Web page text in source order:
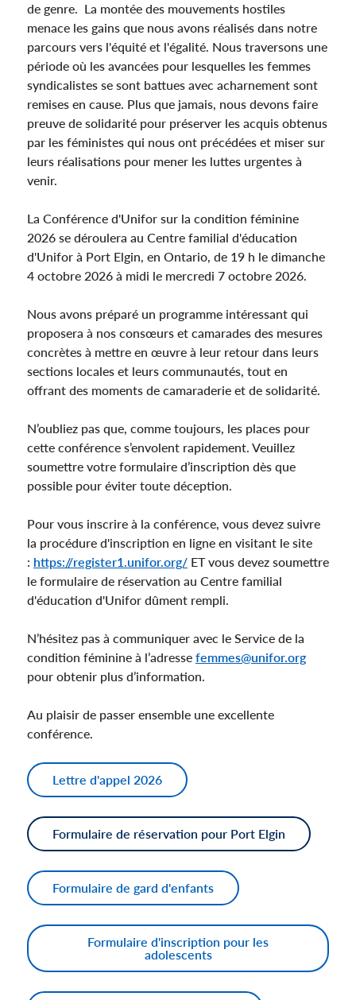
de genre. La montée des mouvements hostiles
menace les gains que nous avons réalisés dans notre
parcours vers l'équité et l'égalité. Nous traversons une
période où les avancées pour lesquelles les femmes
syndicalistes se sont battues avec acharnement sont
remises en cause. Plus que jamais, nous devons faire
preuve de solidarité pour préserver les acquis obtenus
par les féministes qui nous ont précédées et miser sur
leurs réalisations pour mener les luttes urgentes à
venir.
La Conférence d'Unifor sur la condition féminine
2026 se déroulera au Centre familial d'éducation
d'Unifor à Port Elgin, en Ontario, de 19 h le dimanche
4 octobre 2026 à midi le mercredi 7 octobre 2026.
Nous avons préparé un programme intéressant qui
proposera à nos consœurs et camarades des mesures
concrètes à mettre en œuvre à leur retour dans leurs
sections locales et leurs communautés, tout en
offrant des moments de camaraderie et de solidarité.
N’oubliez pas que, comme toujours, les places pour
cette conférence s’envolent rapidement. Veuillez
soumettre votre formulaire d’inscription dès que
possible pour éviter toute déception.
Pour vous inscrire à la conférence, vous devez suivre
la procédure d'inscription en ligne en visitant le site
: https://register1.unifor.org/ ET vous devez soumettre
le formulaire de réservation au Centre familial
d'éducation d'Unifor dûment rempli.
N’hésitez pas à communiquer avec le Service de la
condition féminine à l’adresse femmes@unifor.org
pour obtenir plus d’information.
Au plaisir de passer ensemble une excellente
conférence.
Lettre d'appel 2026
Formulaire de réservation pour Port Elgin
Formulaire de gard d'enfants
Formulaire d'inscription pour les
adolescents